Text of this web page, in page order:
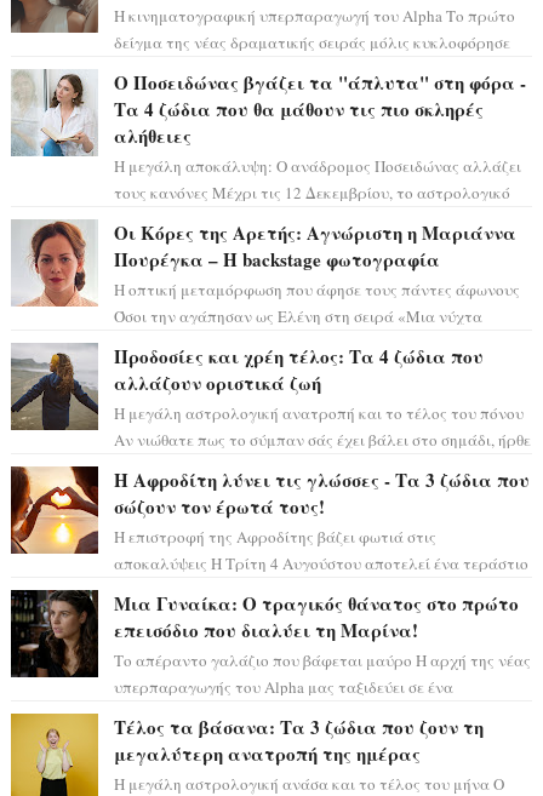
Η κινηματογραφική υπερπαραγωγή του Alpha Το πρώτο
δείγμα της νέας δραματικής σειράς μόλις κυκλοφόρησε
Ο Ποσειδώνας βγάζει τα "άπλυτα" στη φόρα -
Τα 4 ζώδια που θα μάθουν τις πιο σκληρές
αλήθειες
Η μεγάλη αποκάλυψη: Ο ανάδρομος Ποσειδώνας αλλάζει
τους κανόνες Μέχρι τις 12 Δεκεμβρίου, το αστρολογικό
Οι Κόρες της Αρετής: Αγνώριστη η Μαριάννα
Πουρέγκα – H backstage φωτογραφία
Η οπτική μεταμόρφωση που άφησε τους πάντες άφωνους
Όσοι την αγάπησαν ως Ελένη στη σειρά «Μια νύχτα
Προδοσίες και χρέη τέλος: Τα 4 ζώδια που
αλλάζουν οριστικά ζωή
Η μεγάλη αστρολογική ανατροπή και το τέλος του πόνου
Αν νιώθατε πως το σύμπαν σάς έχει βάλει στο σημάδι, ήρθε
Η Αφροδίτη λύνει τις γλώσσες - Τα 3 ζώδια που
σώζουν τον έρωτά τους!
Η επιστροφή της Αφροδίτης βάζει φωτιά στις
αποκαλύψεις Η Τρίτη 4 Αυγούστου αποτελεί ένα τεράστιο
Μια Γυναίκα: Ο τραγικός θάνατος στο πρώτο
επεισόδιο που διαλύει τη Μαρίνα!
Το απέραντο γαλάζιο που βάφεται μαύρο Η αρχή της νέας
υπερπαραγωγής του Alpha μας ταξιδεύει σε ένα
Τέλος τα βάσανα: Τα 3 ζώδια που ζουν τη
μεγαλύτερη ανατροπή της ημέρας
Η μεγάλη αστρολογική ανάσα και το τέλος του μήνα Ο